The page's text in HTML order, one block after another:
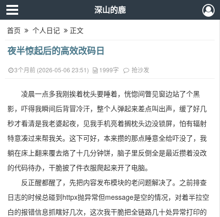
深山的鹿
首页 个人日记 正文
夜半惊起后的高效改码日
3个月前 (2026-05-06 23:51) 1999字 抢沙发
凌晨一点多我刚挨着枕头要睡着，恍惚间瞥见窗边站了个黑
影，吓得我瞬间后背冒冷汗，整个人弹起来差点叫出声，缓了好几
秒才看清是我老婆起夜，见我手机亮着搁枕头边没锁屏，怕有辐射
特意凑过来帮我关。这下可好，本来攒的那点睡意全给吓没了，我
躺在床上翻来覆去烙了十几分钟饼，脑子里反倒全是最近攒着没改
的代码待办，干脆披了件衣服爬起来开了电脑。
反正醒都醒了，先把内容发布模块的老问题解决了。之前排查
日志的时候总碰到httpx抛异常但message是空的情况，对着半拉空
白的报错信息抓瞎好几次，这次我干脆把全链路几十处异常打印的